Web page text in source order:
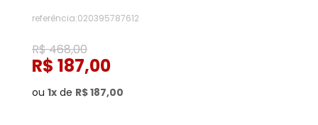
referência:020395787612
R$468,00
R$ 187,00
ou 1 de R$187,00